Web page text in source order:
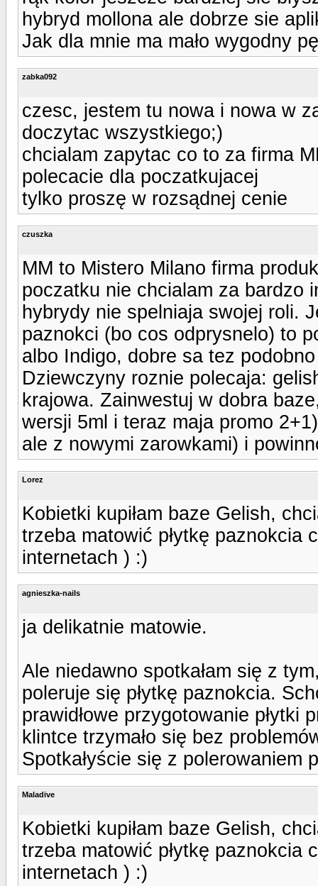
hybryd mollona ale dobrze sie
Jak dla mnie ma mało wygodny
zabka092
czesc, jestem tu nowa i nowa w
doczytac wszystkiego;)
chcialam zapytac co to za firma
polecacie dla poczatkujacej
tylko proszę w rozsądnej cenie
czuszka
MM to Mistero Milano firma
poczatku nie chcialam za bardzo
hybrydy nie spelniaja swojej roli.
paznokci (bo cos odprysnelo) to
albo Indigo, dobre sa tez
Dziewczyny roznie polecaja:
krajowa. Zainwestuj w dobra
wersji 5ml i teraz maja promo
ale z nowymi zarowkami) i
Lorez
Kobietki kupiłam baze Gelish,
trzeba matowić płytkę paznokcia
internetach ) :)
agnieszka-nails
ja delikatnie matowie.
Ale niedawno spotkałam się z
poleruje się płytkę paznokcia.
prawidłowe przygotowanie płytki
klintce trzymało się bez
Spotkałyście się z polerowaniem
Maladive
Kobietki kupiłam baze Gelish,
trzeba matowić płytkę paznokcia
internetach ) :)